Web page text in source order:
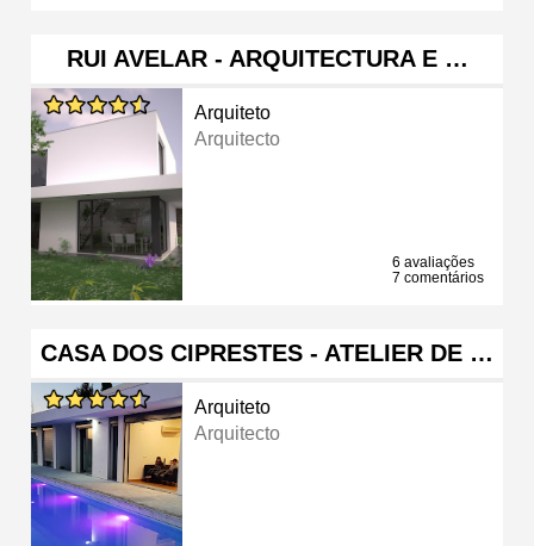
RUI AVELAR - ARQUITECTURA E …
Arquiteto
Arquitecto
6 avaliações
7 comentários
CASA DOS CIPRESTES - ATELIER DE …
Arquiteto
Arquitecto